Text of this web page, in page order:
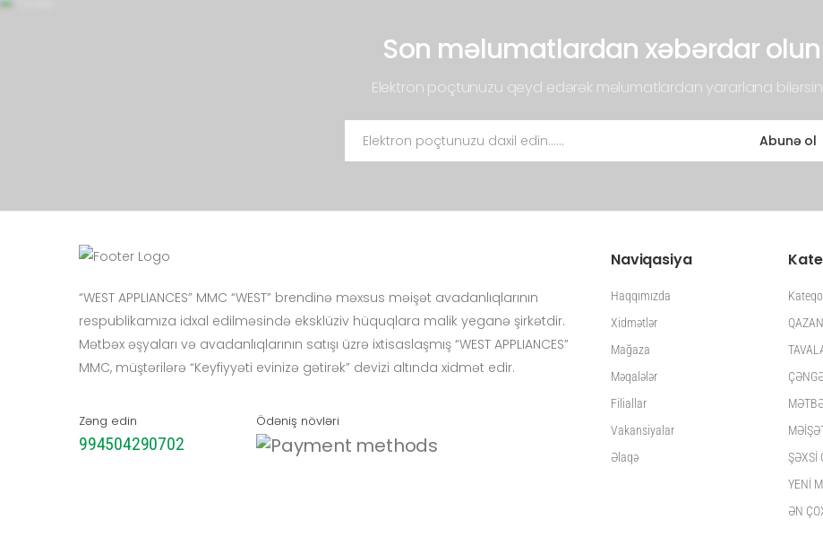
Son məlumatlardan xəbərdar olun
Elektron poçtunuzu qeyd edərək məlumatlardan yararlana
Abunə ol
“WEST APPLIANCES” MMC “WEST” brendinə məxsus məişət avadanlıqlarının
respublikamıza idxal edilməsində eksklüziv hüquqlara malik yeganə şirkətdir.
Mətbəx əşyaları və avadanlıqlarının satışı üzrə ixtisaslaşmış “WEST APPLIANCES”
MMC, müştərilərə “Keyfiyyəti evinizə gətirək” devizi altında xidmət edir.
Zəng edin
994504290702
Ödəniş növləri
Naviqasiya
Haqqımızda
Xidmətlər
Mağaza
Məqalələr
Filiallar
Vakansiyalar
Əlaqə
ŞƏXSİ
YENİ
ƏN